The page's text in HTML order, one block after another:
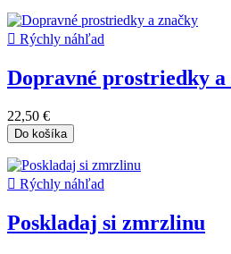
 Rýchly náhľad
Dopravné prostriedky a
22,50 €
Do košíka
 Rýchly náhľad
Poskladaj si zmrzlinu